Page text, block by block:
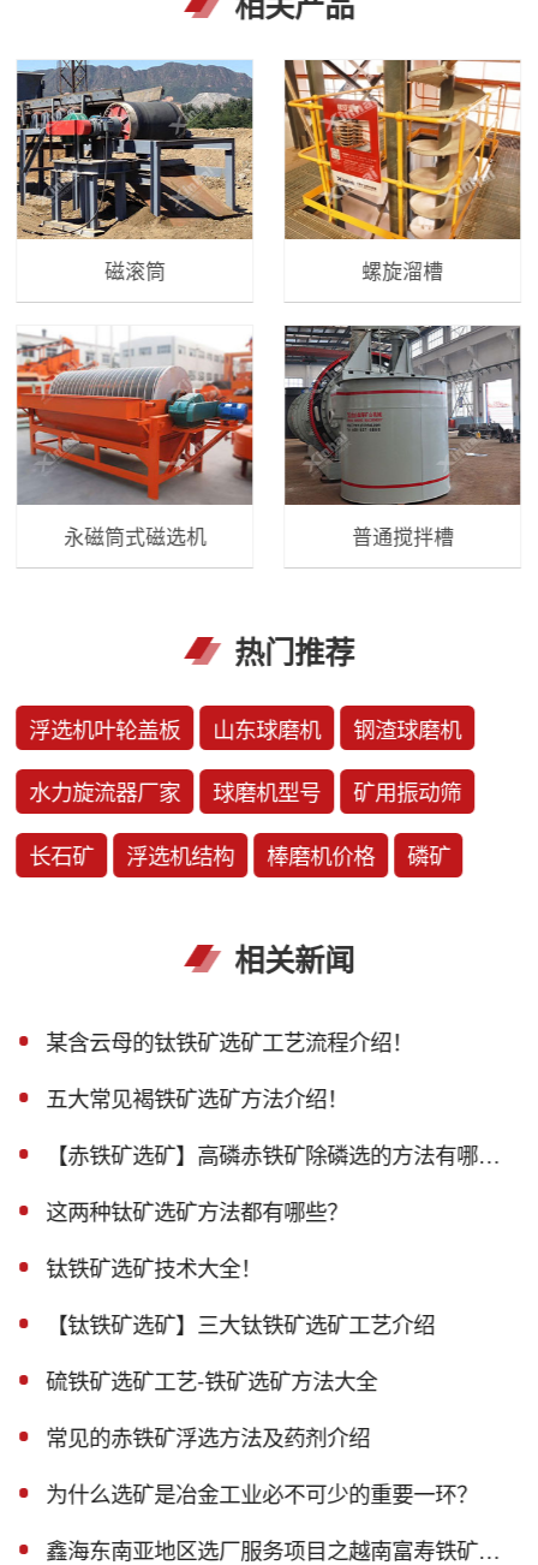
磁滚筒 螺旋溜槽
永磁筒式磁选机 普通搅拌槽
热门推荐
浮选机叶轮盖板 山东球磨机 钢渣球磨机
水力旋流器厂家 球磨机型号 矿用振动筛
长石矿 浮选机结构 棒磨机价格 磷矿
相关新闻
某含云母的钛铁矿选矿工艺流程介绍！
五大常见褐铁矿选矿方法介绍！
【赤铁矿选矿】高磷赤铁矿除磷选的方法有哪些？
这两种钛矿选矿方法都有哪些？
钛铁矿选矿技术大全！
【钛铁矿选矿】三大钛铁矿选矿工艺介绍
硫铁矿选矿工艺-铁矿选矿方法大全
常见的赤铁矿浮选方法及药剂介绍
为什么选矿是冶金工业必不可少的重要一环？
鑫海东南亚地区选厂服务项目之越南富寿铁矿磁选生产线